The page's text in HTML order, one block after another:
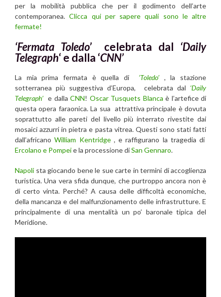
per la mobilità pubblica che per il godimento dell’arte
contemporanea.Clicca qui per sapere quali sono le altre
fermate!
‘Fermata Toledo’ celebrata dal ‘Daily
Telegraph‘ e dalla ‘CNN’
La mia prima fermata è quella di ‘Toledo’ , la stazione
sotterranea più suggestiva d’Europa, celebrata dal ‘Daily
Telegraph’ e dalla CNN! Oscar Tusquets Blanca è l’artefice di
questa opera faraonica. La sua attrattiva principale è dovuta
soprattutto alle pareti del livello più interrato rivestite dai
mosaici azzurri in pietra e pasta vitrea. Questi sono stati fatti
dall’africanoWilliam Kentridge, e raffigurano la tragedia di
Ercolano e Pompeie la processione diSan Gennaro.
Napoli sta giocando bene le sue carte in termini di accoglienza
turistica. Una vera sfida dunque, che purtroppo ancora non è
di certo vinta. Perché? A causa delle difficoltà economiche,
della mancanza e del malfunzionamento delle infrastrutture. E
principalmente di una mentalità un po’ baronale tipica del
Meridione.